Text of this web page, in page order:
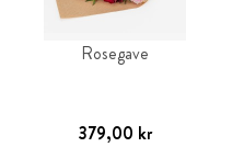
Rosegave
379,00 kr